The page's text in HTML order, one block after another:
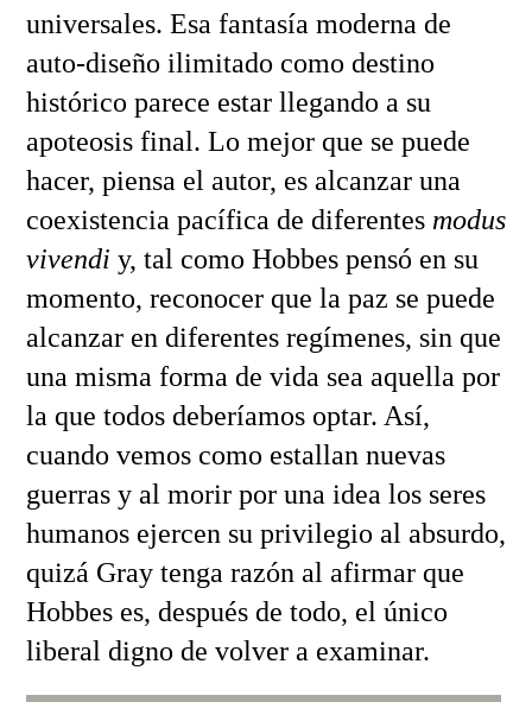
universales. Esa fantasía moderna de
auto-diseño ilimitado como destino
histórico parece estar llegando a su
apoteosis final. Lo mejor que se puede
hacer, piensa el autor, es alcanzar una
coexistencia pacífica de diferentes modus
vivendi y, tal como Hobbes pensó en su
momento, reconocer que la paz se puede
alcanzar en diferentes regímenes, sin que
una misma forma de vida sea aquella por
la que todos deberíamos optar. Así,
cuando vemos como estallan nuevas
guerras y al morir por una idea los seres
humanos ejercen su privilegio al absurdo,
quizá Gray tenga razón al afirmar que
Hobbes es, después de todo, el único
liberal digno de volver a examinar.